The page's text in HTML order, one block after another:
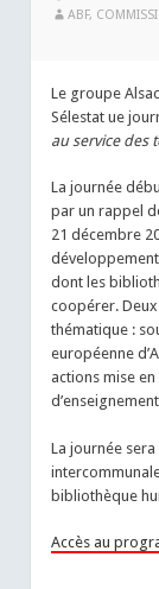
ABF,
Le groupe
Sélestat ue
au service des
La journée
par un rappel
21 décembre
dont les
coopérer.
thématique :
européenne
actions mise
La journée
bibliothèque
Accès au